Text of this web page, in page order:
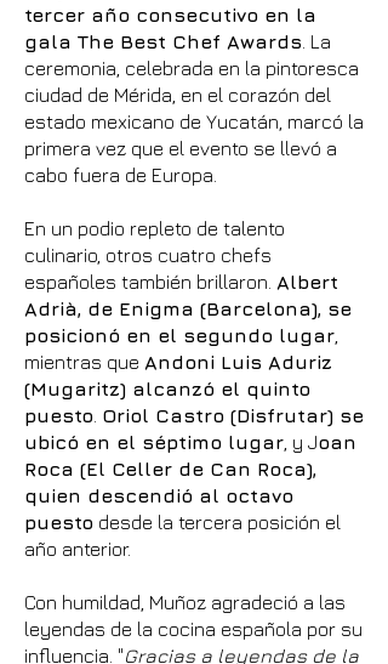
tercer año consecutivo en la
gala The Best Chef Awards . La
ceremonia, celebrada en la pintoresca
ciudad de Mérida, en el corazón del
estado mexicano de Yucatán, marcó la
primera vez que el evento se llevó a
cabo fuera de Europa.
En un podio repleto de talento
culinario, otros cuatro chefs
españoles también brillaron. Albert
Adrià, de Enigma (Barcelona), se
posicionó en el segundo lugar
mientras que Andoni Luis Aduriz
(Mugaritz) alcanzó el quinto
puesto Oriol Castro (Disfrutar) se
ubicó en el séptimo lugar , y Joan
Roca (El Celler de Can Roca),
quien descendió al octavo
puesto desde la tercera posición el
año anterior.
Con humildad, Muñoz agradeció a las
leyendas de la cocina española por su
influencia. "Gracias a leyendas de la